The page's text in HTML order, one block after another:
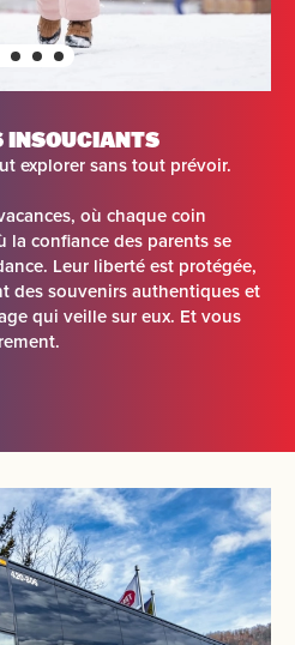
INSOUCIANTS
explorer sans tout prévoir.
où chaque coin
confiance des parents se
Leur liberté est protégée,
des souvenirs authentiques et
qui veille sur eux. Et vous